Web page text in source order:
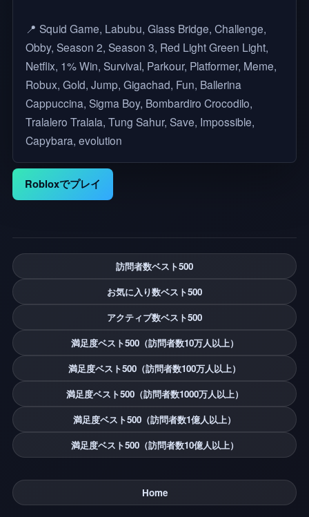
📍 Squid Game, Labubu, Glass Bridge, Challenge,
Obby, Season 2, Season 3, Red Light Green Light,
Netflix, 1% Win, Survival, Parkour, Platformer, Meme,
Robux, Gold, Jump, Gigachad, Fun, Ballerina
Cappuccina, Sigma Boy, Bombardiro Crocodilo,
Tralalero Tralala, Tung Sahur, Save, Impossible,
Capybara, evolution
Robloxでプレイ
訪問者数ベスト500
お気に入り数ベスト500
アクティブ数ベスト500
満足度ベスト500（訪問者数10万人以上）
満足度ベスト500（訪問者数100万人以上）
満足度ベスト500（訪問者数1000万人以上）
満足度ベスト500（訪問者数1億人以上）
満足度ベスト500（訪問者数10億人以上）
Home